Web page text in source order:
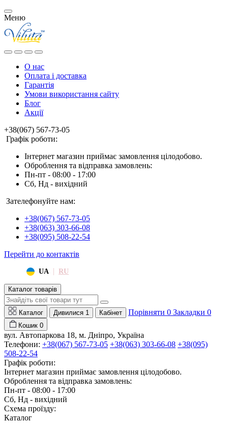
Меню
О нас
Оплата і доставка
Гарантія
Умови використання сайту
Блог
Акції
+38(067) 567-73-05
Графік роботи:
Інтернет магазин приймає замовлення цілодобово.
Оброблення та відправка замовлень:
Пн-пт - 08:00 - 17:00
Сб, Нд - вихідний
Зателефонуйте нам:
+38(067) 567-73-05
+38(063) 303-66-08
+38(095) 508-22-54
Перейти до контактів
UA | RU
Каталог товарів
Каталог Дивилися 1 Кабінет Порівняти 0 Закладки 0
Кошик 0
вул. Автопаркова 18, м. Дніпро, Україна
Телефони: +38(067) 567-73-05 +38(063) 303-66-08 +38(095)
508-22-54
Графік роботи:
Інтернет магазин приймає замовлення цілодобово.
Оброблення та відправка замовлень:
Пн-пт - 08:00 - 17:00
Сб, Нд - вихідний
Схема проїзду:
Каталог